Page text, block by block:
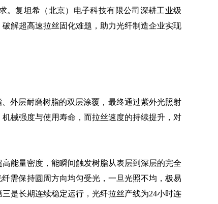
。复坦希（北京）电子科技有限公司深耕工业级
解超高速拉丝固化难题，助力光纤制造企业实现
外层耐磨树脂的双层涂覆，最终通过紫外光照射
械强度与使用寿命，而拉丝速度的持续提升，对
能量密度，能瞬间触发树脂从表层到深层的完全
需保持圆周方向均匀受光，一旦光照不均，极易
是长期连续稳定运行，光纤拉丝产线为24小时连